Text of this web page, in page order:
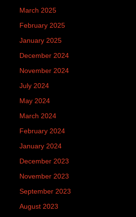
March 2025
February 2025
January 2025
December 2024
November 2024
July 2024
May 2024
March 2024
February 2024
January 2024
December 2023
November 2023
September 2023
August 2023